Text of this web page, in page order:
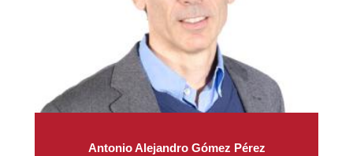
Antonio Alejandro Gómez Pérez